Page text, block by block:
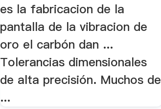
es la fabricacion de la
pantalla de la vibracion de
oro el carbón dan ...
Tolerancias dimensionales
de alta precisión. Muchos de
...